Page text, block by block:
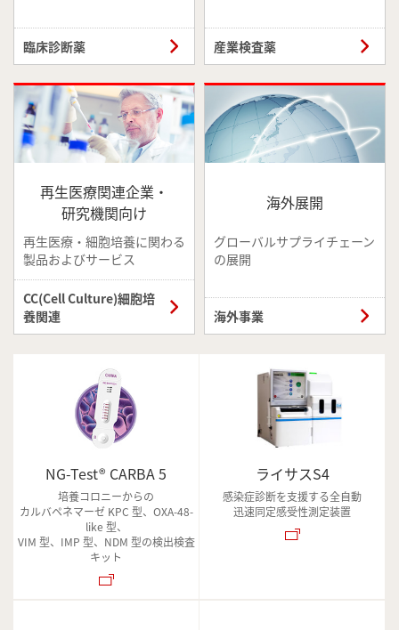
臨床診断薬 産業検査薬
再生医療関連企業・
研究機関向け
再生医療・細胞培養に関わる
製品およびサービス
CC(Cell Culture)細胞培
養関連
海外展開
グローバルサプライチェーン
の展開
海外事業
NG-Test® CARBA 5
培養コロニーからの
カルバペネマーゼ KPC 型、OXA-48-
like 型、
VIM 型、IMP 型、NDM 型の検出検査
キット
ライサスS4
感染症診断を支援する全自動
迅速同定感受性測定装置